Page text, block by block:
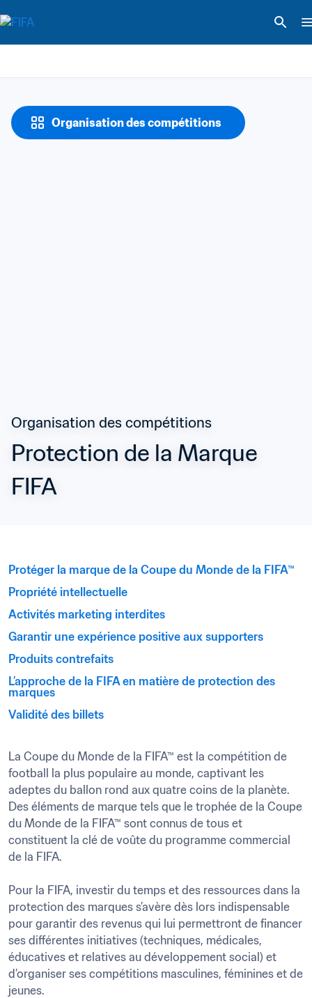
Organisation des compétitions
Organisation des compétitions
Protection de la Marque
FIFA
Protéger la marque de la Coupe du Monde de la FIFA™
Propriété intellectuelle
Activités marketing interdites
Garantir une expérience positive aux supporters
Produits contrefaits
L’approche de la FIFA en matière de protection des
marques
Validité des billets
La Coupe du Monde de la FIFA™ est la compétition de
football la plus populaire au monde, captivant les
adeptes du ballon rond aux quatre coins de la planète.
Des éléments de marque tels que le trophée de la Coupe
du Monde de la FIFA™ sont connus de tous et
constituent la clé de voûte du programme commercial
de la FIFA.
Pour la FIFA, investir du temps et des ressources dans la
protection des marques s’avère dès lors indispensable
pour garantir des revenus qui lui permettront de financer
ses différentes initiatives (techniques, médicales,
éducatives et relatives au développement social) et
d’organiser ses compétitions masculines, féminines et de
jeunes.